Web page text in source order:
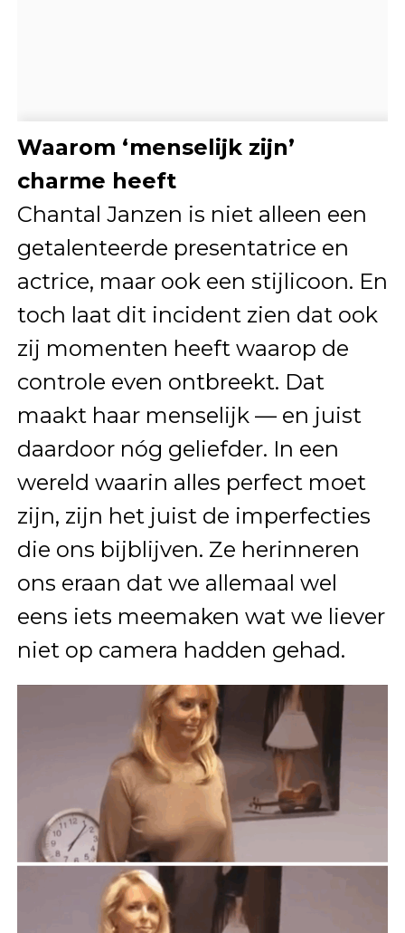
Waarom ‘menselijk zijn’
charme heeft
Chantal Janzen is niet alleen een
getalenteerde presentatrice en
actrice, maar ook een stijlicoon. En
toch laat dit incident zien dat ook
zij momenten heeft waarop de
controle even ontbreekt. Dat
maakt haar menselijk — en juist
daardoor nóg geliefder. In een
wereld waarin alles perfect moet
zijn, zijn het juist de imperfecties
die ons bijblijven. Ze herinneren
ons eraan dat we allemaal wel
eens iets meemaken wat we liever
niet op camera hadden gehad.